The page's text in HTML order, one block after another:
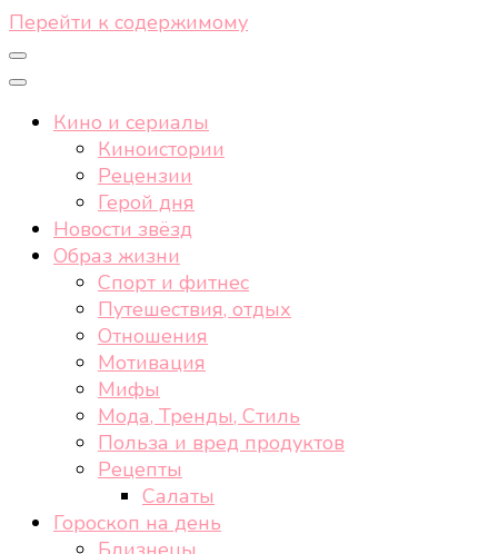
Перейти к содержимому
Кино и сериалы
Киноистории
Рецензии
Герой дня
Новости звёзд
Образ жизни
Спорт и фитнес
Путешествия, отдых
Отношения
Мотивация
Мифы
Мода, Тренды, Стиль
Польза и вред продуктов
Рецепты
Салаты
Гороскоп на день